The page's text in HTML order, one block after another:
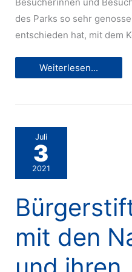
des Parks so sehr
entschieden hat, mit dem
mit
auch
Gerbersruhpark
Weiterlesen...
Juli
3
2021
mit den